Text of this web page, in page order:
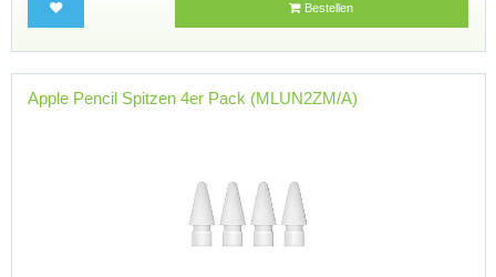
Bestellen
Apple Pencil Spitzen 4er Pack (MLUN2ZM/A)